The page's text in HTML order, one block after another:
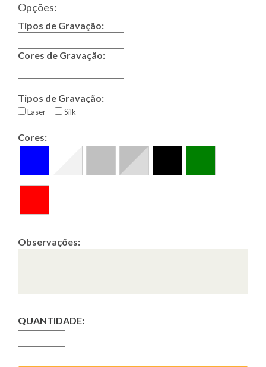
Opções:
Tipos de Gravação:
Cores de Gravação:
Tipos de Gravação:
Laser Silk
Cores:
Observações:
QUANTIDADE: